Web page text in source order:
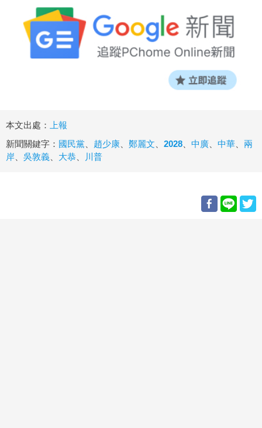
本文出處：
上報
新聞關鍵字： 國民黨 趙少康 鄭麗文 2028 中廣 中華
兩
岸
吳敦義 大恭 川普